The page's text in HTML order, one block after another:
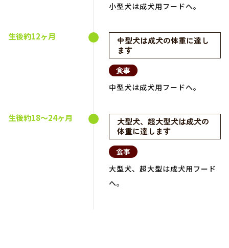
小型犬は成犬用フードへ。
生後約12ヶ月
中型犬は成犬の体重に達し
ます
食事
中型犬は成犬用フードへ。
生後約18～24ヶ月
大型犬、超大型犬は成犬の
体重に達します
食事
大型犬、超大型は成犬用フード
へ。